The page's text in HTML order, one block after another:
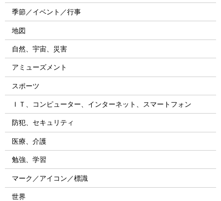
季節／イベント／行事
地図
自然、宇宙、災害
アミューズメント
スポーツ
ＩＴ、コンピューター、インターネット、スマートフォン
防犯、セキュリティ
医療、介護
勉強、学習
マーク／アイコン／標識
世界